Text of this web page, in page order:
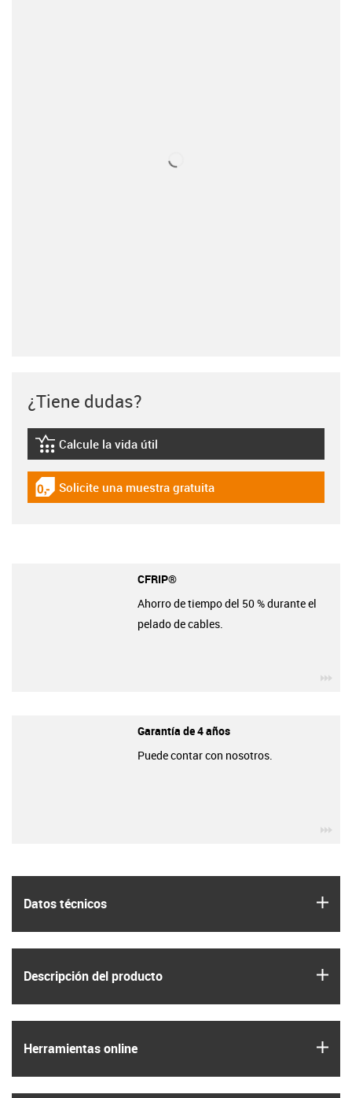
Datos técnicos
Descripción del producto
Herramientas online
¿Tiene dudas?
igus-icon-lebensdauerrechner
Calcule la vida útil
igus-icon-gratismuster
Solicite una muestra gratuita
CFRIP®
Ahorro de tiempo del 50 % durante el
pelado de cables.
Garantía de 4 años
Puede contar con nosotros.